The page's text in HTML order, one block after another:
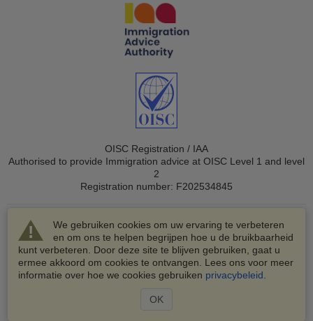
We gebruiken cookies om uw ervaring te verbeteren
en om ons te helpen begrijpen hoe u de bruikbaarheid
kunt verbeteren. Door deze site te blijven gebruiken, gaat u
ermee akkoord om cookies te ontvangen. Lees ons voor meer
informatie over hoe we cookies gebruiken privacybeleid
OK
OISC Registration / IAA
Authorised to provide Immigration advice at OISC Level 1 and level
2
Registration number: F202534845
© 2003-2026 VisaHQ.com, Inc. Alle rechten voorbehouden.
VisaHQ en het VisaHQ-logo zijn geregistreerde
handelsmerken van VisaHQ.com, Inc.